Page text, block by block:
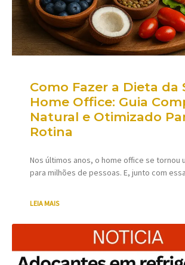
Como Fazer a Dieta da
Home Office: Guia
Natural e Otimizado
Rotina
Nos últimos anos, o home office se tornou
para milhões de pessoas. E, junto com
LEIA MAIS